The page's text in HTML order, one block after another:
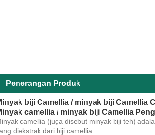
Penerangan Produk
biji Camellia / minyak biji Camellia
camellia / minyak biji Camellia
camellia (juga disebut minyak biji teh)
diekstrak dari biji camellia.